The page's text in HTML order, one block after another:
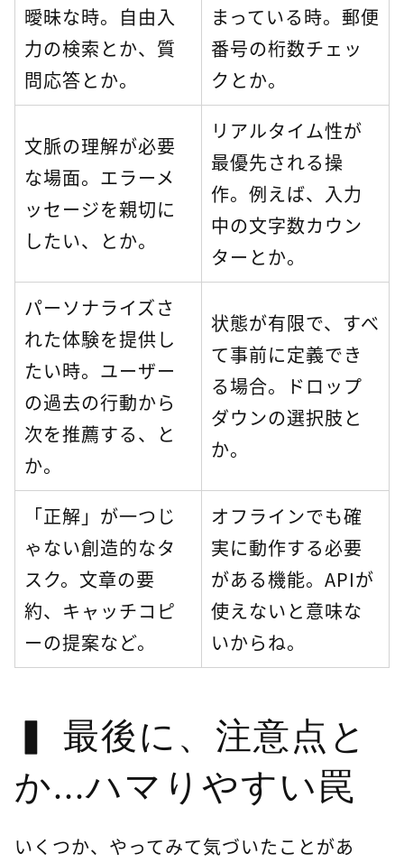
曖昧な時。自由入
力の検索とか、質
問応答とか。
まっている時。郵便
番号の桁数チェッ
クとか。
文脈の理解が必要
な場面。エラーメ
ッセージを親切に
したい、とか。
リアルタイム性が
最優先される操
作。例えば、入力
中の文字数カウン
ターとか。
パーソナライズさ
れた体験を提供し
たい時。ユーザー
の過去の行動から
次を推薦する、と
か。
状態が有限で、すべ
て事前に定義でき
る場合。ドロップ
ダウンの選択肢と
か。
「正解」が一つじ
ゃない創造的なタ
スク。文章の要
約、キャッチコピ
ーの提案など。
オフラインでも確
実に動作する必要
がある機能。APIが
使えないと意味な
いからね。
最後に、注意点と
か...ハマりやすい罠
いくつか、やってみて気づいたことがあ